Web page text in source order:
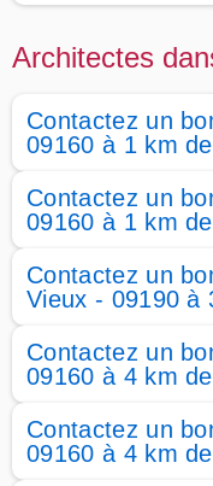
Architectes
Contactez un
09160 à 1 km
Contactez un
09160 à 1 km
Contactez un
Vieux - 09190 à
Contactez un
09160 à 4 km
Contactez un
09160 à 4 km